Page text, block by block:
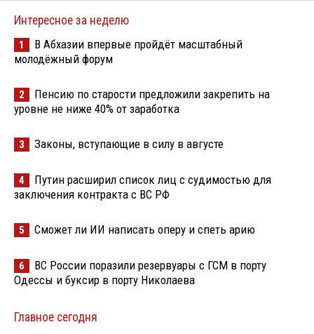
Интересное за неделю
1
В Абхазии впервые пройдёт масштабный
молодёжный форум
2
Пенсию по старости предложили закрепить на
уровне не ниже 40% от заработка
3 Законы, вступающие в силу в августе
4
Путин расширил список лиц с судимостью для
заключения контракта с ВС РФ
5 Сможет ли ИИ написать оперу и спеть арию
6
ВС России поразили резервуары с ГСМ в порту
Одессы и буксир в порту Николаева
Главное сегодня